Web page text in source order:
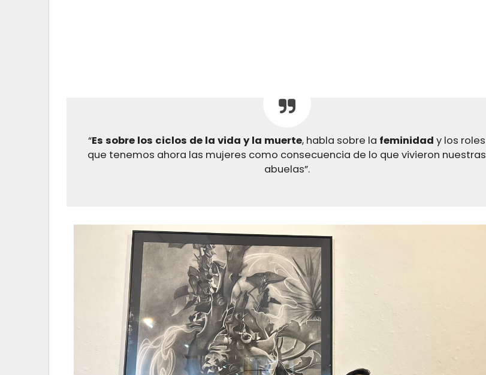
“Es sobre los ciclos de la vida y la muerte, habla sobre la feminidad y los roles
que tenemos ahora las mujeres como consecuencia de lo que vivieron nuestras
abuelas”.